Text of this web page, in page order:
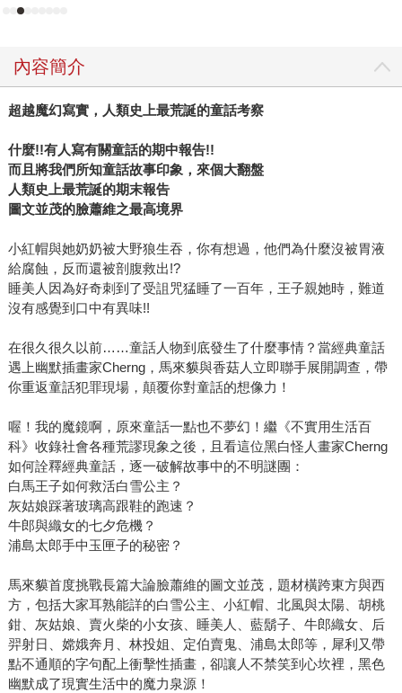
內容簡介
超越魔幻寫實，人類史上最荒誕的童話考察
什麼!!有人寫有關童話的期中報告!!
而且將我們所知童話故事印象，來個大翻盤
人類史上最荒誕的期末報告
圖文並茂的臉蕭維之最高境界
小紅帽與她奶奶被大野狼生吞，你有想過，他們為什麼沒被胃液
給腐蝕，反而還被剖腹救出!?
睡美人因為好奇刺到了受詛咒猛睡了一百年，王子親她時，難道
沒有感覺到口中有異味!!
在很久很久以前……童話人物到底發生了什麼事情？當經典童話
遇上幽默插畫家Cherng，馬來貘與香菇人立即聯手展開調查，帶
你重返童話犯罪現場，顛覆你對童話的想像力！
喔！我的魔鏡啊，原來童話一點也不夢幻！繼《不實用生活百
科》收錄社會各種荒謬現象之後，且看這位黑白怪人畫家Cherng
如何詮釋經典童話，逐一破解故事中的不明謎團：
白馬王子如何救活白雪公主？
灰姑娘踩著玻璃高跟鞋的跑速？
牛郎與織女的七夕危機？
浦島太郎手中玉匣子的秘密？
馬來貘首度挑戰長篇大論臉蕭維的圖文並茂，題材橫跨東方與西
方，包括大家耳熟能詳的白雪公主、小紅帽、北風與太陽、胡桃
鉗、灰姑娘、賣火柴的小女孩、睡美人、藍鬍子、牛郎織女、后
羿射日、嫦娥奔月、林投姐、定伯賣鬼、浦島太郎等，犀利又帶
點不通順的字句配上衝擊性插畫，卻讓人不禁笑到心坎裡，黑色
幽默成了現實生活中的魔力泉源！